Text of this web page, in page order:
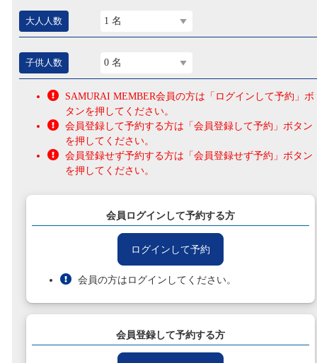
大人人数 1 名
子供人数 0 名
SAMURAI MEMBER会員の方は「ログインして予約」ボ
タンを押してください。
会員登録して予約する方は「会員登録して予約」ボタン
を押してください。
会員登録せず予約する方は「会員登録せず予約」ボタン
を押してください。
会員ログインして予約する方
ログインして予約
会員の方はログインしてください。
会員登録して予約する方